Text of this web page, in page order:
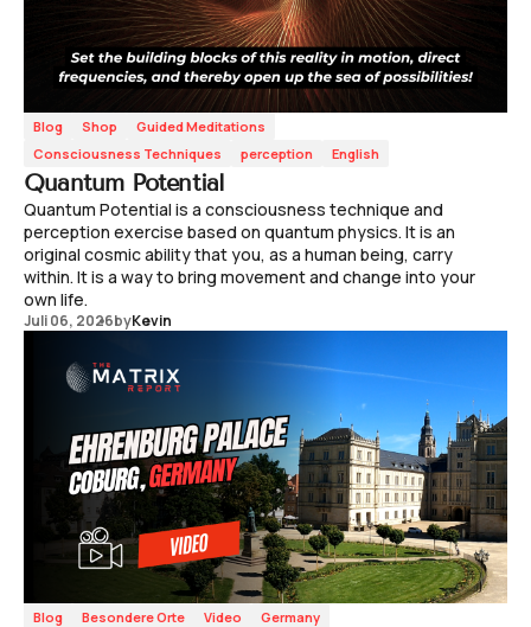
Blog Shop
Guided Meditations
Consciousness Techniques
perception English
Quantum Potential
Quantum Potential is a consciousness technique and
perception exercise based on quantum physics. It is an
original cosmic ability that you, as a human being, carry
within. It is a way to bring movement and change into your
own life.
Juli 06, 2026byKevin
Blog Besondere Orte Video Germany